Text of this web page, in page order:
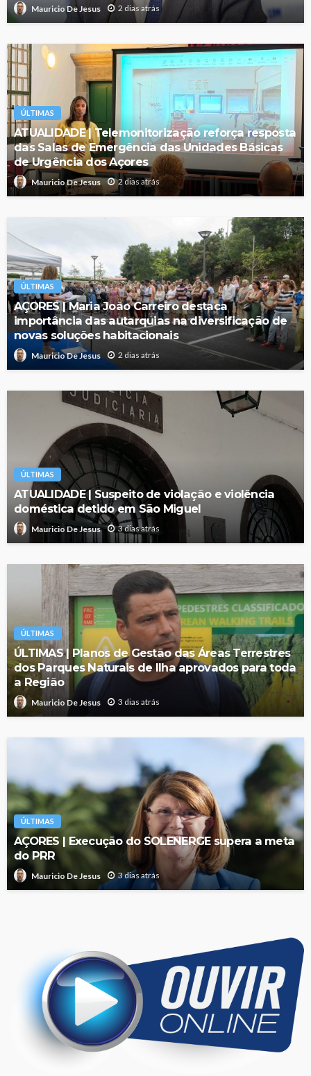
Mauricio De Jesus 2 dias atrás
ÚLTIMAS
ATUALIDADE | Telemonitorização reforça resposta
das Salas de Emergência das Unidades Básicas
de Urgência dos Açores
Mauricio De Jesus 2 dias atrás
ÚLTIMAS
AÇORES | Maria João Carreiro destaca
importância das autarquias na diversificação de
novas soluções habitacionais
Mauricio De Jesus 2 dias atrás
ÚLTIMAS
ATUALIDADE | Suspeito de violação e violência
doméstica detido em São Miguel
Mauricio De Jesus 3 dias atrás
ÚLTIMAS
ÚLTIMAS | Planos de Gestão das Áreas Terrestres
dos Parques Naturais de Ilha aprovados para toda
a Região
Mauricio De Jesus 3 dias atrás
ÚLTIMAS
AÇORES | Execução do SOLENERGE supera a meta
do PRR
Mauricio De Jesus 3 dias atrás